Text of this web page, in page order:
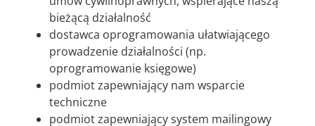
bieżącą działalność
dostawca oprogramowania ułatwiającego
prowadzenie działalności (np.
oprogramowanie księgowe)
podmiot zapewniający nam wsparcie
techniczne
podmiot zapewniający system mailingowy